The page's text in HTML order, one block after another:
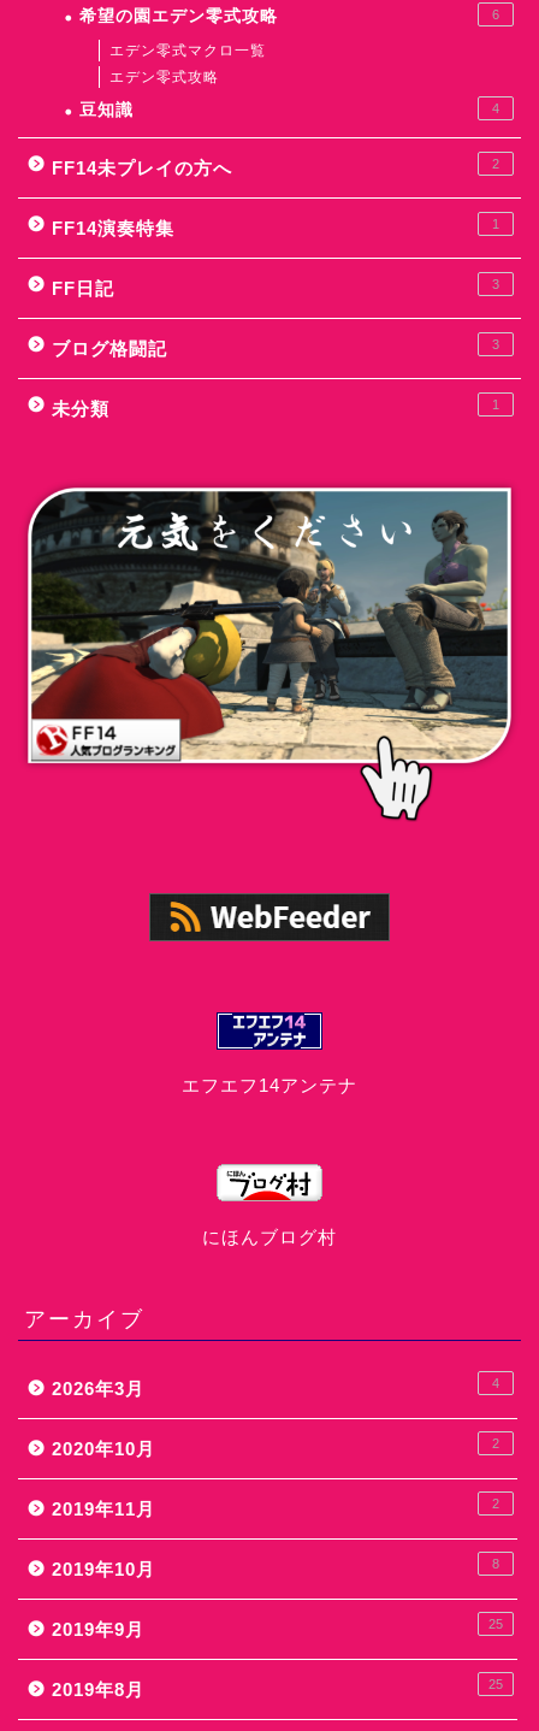
希望の園エデン零式攻略 6
エデン零式マクロ一覧
エデン零式攻略
豆知識 4
FF14未プレイの方へ 2
FF14演奏特集 1
FF日記 3
ブログ格闘記 3
未分類 1
エフエフ14アンテナ
にほんブログ村
アーカイブ
2026年3月 4
2020年10月 2
2019年11月 2
2019年10月 8
2019年9月 25
2019年8月 25